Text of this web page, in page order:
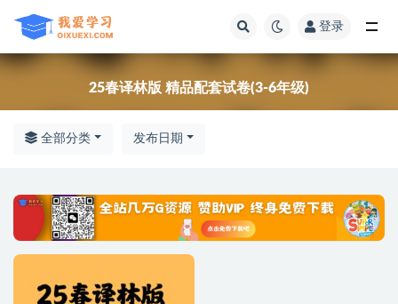
登录
25春译林版 精品配套试卷(3-6年级)
全部分类 发布日期